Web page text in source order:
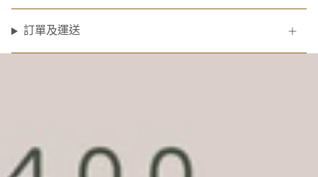
訂單及運送